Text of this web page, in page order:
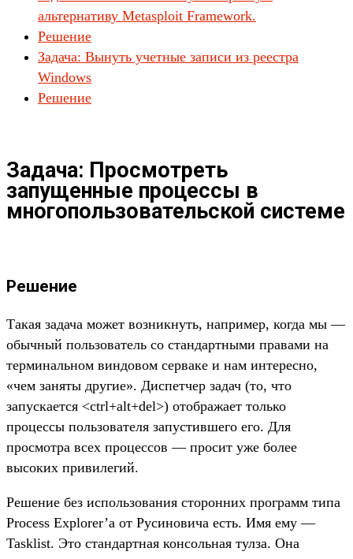
альтернативу Metasploit Framework.
Решение
Задача: Вынуть учетные записи из реестра
Windows
Решение
Задача: Просмотреть
запущенные процессы в
многопользовательской системе
Решение
Такая задача может возникнуть, например, когда мы —
обычный пользователь со стандартными правами на
терминальном виндовом серваке и нам интересно,
«чем заняты другие». Диспетчер задач (то, что
запускается <ctrl+alt+del>) отображает только
процессы пользователя запустившего его. Для
просмотра всех процессов — просит уже более
высоких привилегий.
Решение без использования сторонних программ типа
Process Explorer’а от Русиновича есть. Имя ему —
Tasklist. Это стандартная консольная тулза. Она